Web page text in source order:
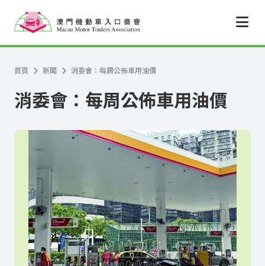
首頁 新聞 消委會：每周公佈車用油價
消委會：每周公佈車用油價